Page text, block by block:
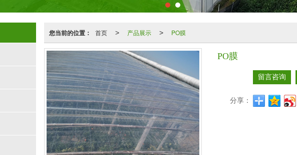
您当前的位置： 首页 > 产品展示 > PO膜
PO膜
留言咨询
分享：